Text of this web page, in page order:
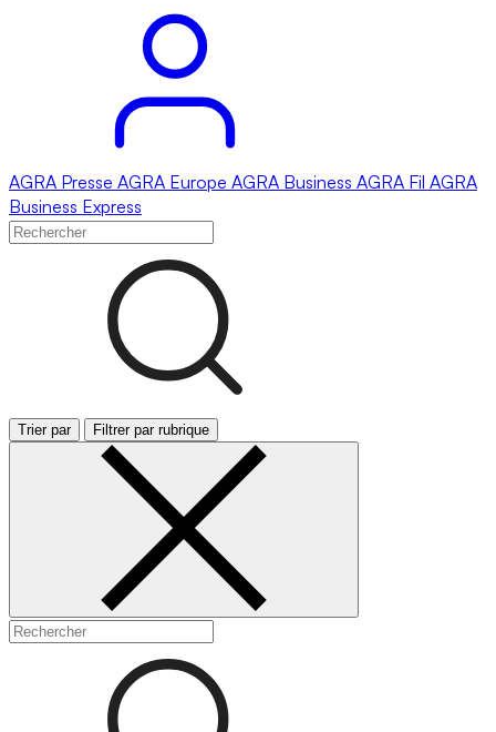
AGRA Presse AGRA Europe AGRA Business AGRA Fil AGRA
Business Express
Trier par Filtrer par rubrique